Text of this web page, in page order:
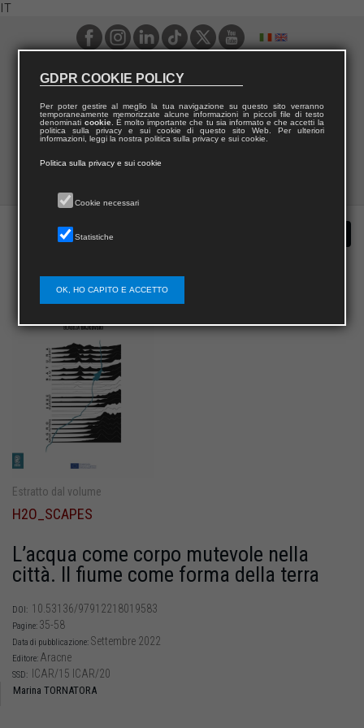
IT
Estratto dal volume
H2O_SCAPES
L’acqua come corpo mutevole nella
città. Il fiume come forma della terra
DOI: 10.53136/97912218019583
Pagine: 35-58
Data di pubblicazione: Settembre 2022
Editore: Aracne
SSD: ICAR/15 ICAR/20
Marina TORNATORA
GDPR COOKIE POLICY
Per poter gestire al meglio la tua navigazione su questo sito verranno
temporaneamente memorizzate alcune informazioni in piccoli file di testo
denominati cookie. È molto importante che tu sia informato e che accetti la
politica sulla privacy e sui cookie di questo sito Web. Per ulteriori
informazioni, leggi la nostra politica sulla privacy e sui cookie.
Politica sulla privacy e sui cookie
Cookie necessari
Statistiche
OK, HO CAPITO E ACCETTO